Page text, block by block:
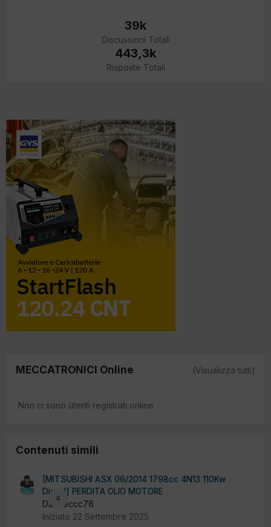
39k
Discussioni Totali
443,3k
Risposte Totali
MECCATRONICI Online (Visualizza tutti)
Non ci sono utenti registrati online
Contenuti simili
4
[MITSUBISHI ASX 06/2014 1798cc 4N13 110Kw
Diesel] PERDITA OLIO MOTORE
Da Meccc78
Iniziato 22 Settembre 2025